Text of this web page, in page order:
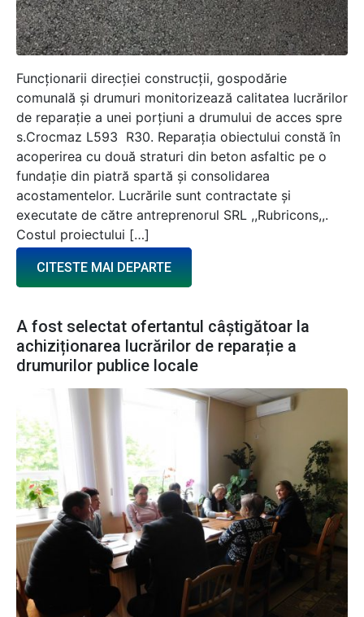
Funcționarii direcției construcții, gospodărie
comunală și drumuri monitorizează calitatea lucrărilor
de reparație a unei porțiuni a drumului de acces spre
s.Crocmaz L593 R30. Reparația obiectului constă în
acoperirea cu două straturi din beton asfaltic pe o
fundație din piatră spartă și consolidarea
acostamentelor. Lucrările sunt contractate și
executate de către antreprenorul SRL ,,Rubricons,,.
Costul proiectului […]
CITESTE MAI DEPARTE
A fost selectat ofertantul câștigătoar la
achiziționarea lucrărilor de reparație a
drumurilor publice locale